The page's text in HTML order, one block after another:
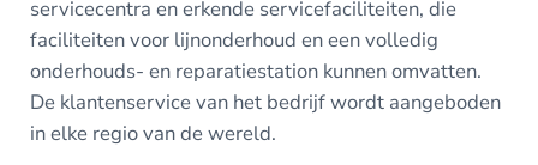
servicecentra en erkende servicefaciliteiten, die
faciliteiten voor lijnonderhoud en een volledig
onderhouds- en reparatiestation kunnen omvatten.
De klantenservice van het bedrijf wordt aangeboden
in elke regio van de wereld.